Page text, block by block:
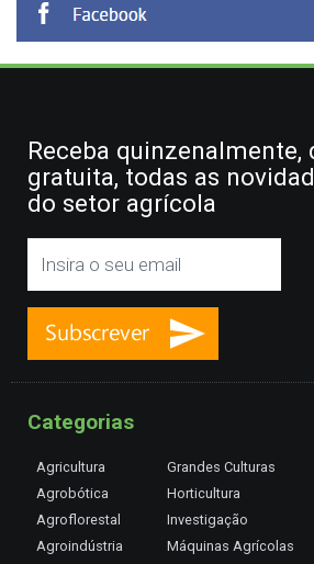
Receba quinzenalmente,
gratuita, todas as
do setor agrícola
Categorias
Agricultura
Agrobótica
Agroflorestal
Agroindústria
Grandes Culturas
Horticultura
Investigação
Máquinas Agrícolas